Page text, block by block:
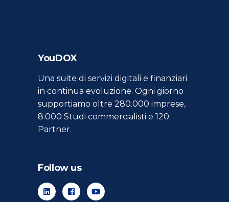
YouDOX
Una suite di servizi digitali e finanziari
in continua evoluzione. Ogni giorno
supportiamo oltre 280.000 imprese,
8.000 Studi commercialisti e 120
Partner.
Follow us